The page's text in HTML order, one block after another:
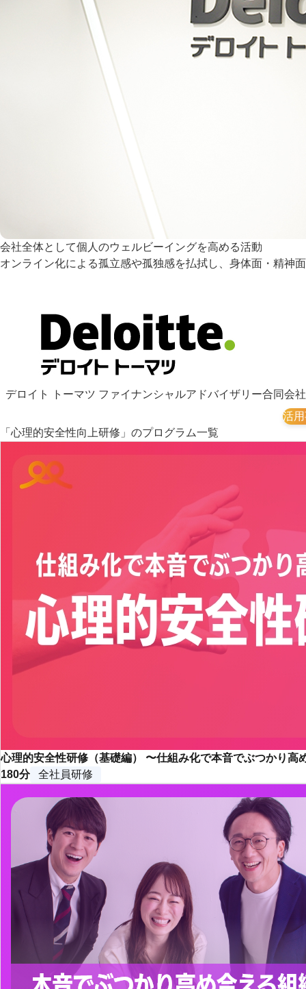
会社全体として個人のウェルビーイングを高める活動
オンライン化による孤立感や孤独感を払拭し、身体面・精神
デロイト トーマツ ファイナンシャルアドバイザリー合同会社
活
「心理的安全性向上研修」のプログラム一覧
心理的安全性研修（基礎編） 〜仕組み化で本音でぶつかり高
180分
全社員研修